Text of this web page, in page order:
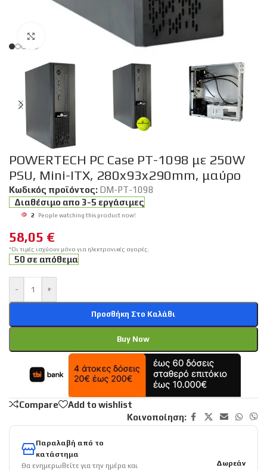
POWERTECH PC Case PT-1098 με 250W
PSU, Mini-ITX, 280x93x290mm, μαύρο
Κωδικός προϊόντος: DM-PT-1098
Διαθέσιμο απο 3-5 εργάσιμες
2 People watching this product now!
58,05 €
*Οι τιμές ισχύουν μόνο για ηλεκτρονικές αγορές.
50 σε απόθεμα
- +
Προσθήκη Στο Καλάθι
Buy Now
Compare
Add to wishlist
Κοινοποίηση:
Παραλαβή από το
κατάστημα
Θα ενημερωθείτε για την ημέρα και
Δωρεάν